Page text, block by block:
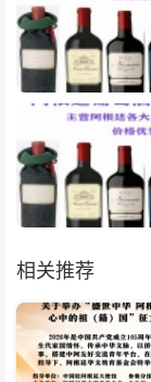
相关推荐